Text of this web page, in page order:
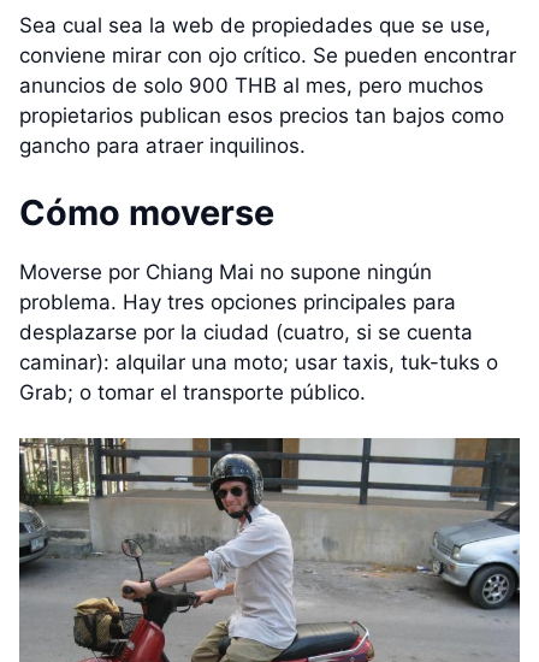
Sea cual sea la web de propiedades que se use,
conviene mirar con ojo crítico. Se pueden encontrar
anuncios de solo 900 THB al mes, pero muchos
propietarios publican esos precios tan bajos como
gancho para atraer inquilinos.
Cómo moverse
Moverse por Chiang Mai no supone ningún
problema. Hay tres opciones principales para
desplazarse por la ciudad (cuatro, si se cuenta
caminar): alquilar una moto; usar taxis, tuk-tuks o
Grab; o tomar el transporte público.